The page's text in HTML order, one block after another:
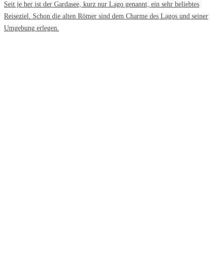
Seit je her ist der Gardasee, kurz nur Lago genannt, ein sehr beliebtes
Reiseziel. Schon die alten Römer sind dem Charme des Lagos und seiner
Umgebung erlegen.